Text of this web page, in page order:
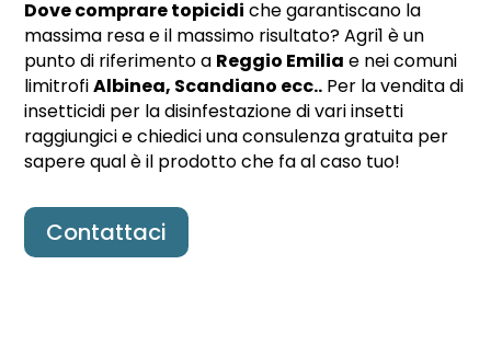
Dove comprare topicidi che garantiscano la
massima resa e il massimo risultato? Agri1 è un
punto di riferimento a Reggio Emilia e nei comuni
limitrofiAlbinea, Scandiano ecc.. Per la vendita di
insetticidi per la disinfestazione di vari insetti
raggiungici e chiedici una consulenza gratuita per
sapere qual è il prodotto che fa al caso tuo!
Contattaci